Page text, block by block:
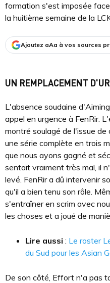
formation s'est imposée
la huitième semaine de la
Ajoutez aAa à vos sources
UN REMPLACEMENT
L'absence soudaine
appel en urgence à FenRir.
montré soulagé de l'issue
une série complète en trois
que nous ayons gagné et
sentait vraiment très mal, il
levé. FenRir a dû intervenir
qu'il a bien tenu son rôle.
s'entraîner en scrim avec
les choses et a joué de
Lire aussi : Le roster
du Sud pour les Asian
De son côté, Effort n'a pas